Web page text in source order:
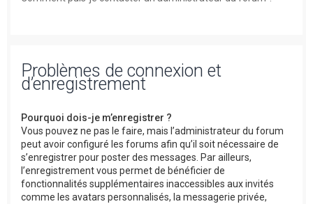
Problèmes de connexion et
d’enregistrement
Pourquoi dois-je m’enregistrer ?
Vous pouvez ne pas le faire, mais l’administrateur du forum
peut avoir configuré les forums afin qu’il soit nécessaire de
s’enregistrer pour poster des messages. Par ailleurs,
l’enregistrement vous permet de bénéficier de
fonctionnalités supplémentaires inaccessibles aux invités
comme les avatars personnalisés, la messagerie privée,